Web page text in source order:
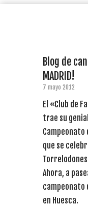
Blog de
MADRID!
7 mayo 2012
El «Club de
trae su
que se
Ahora, a
campeonato
en Huesca.